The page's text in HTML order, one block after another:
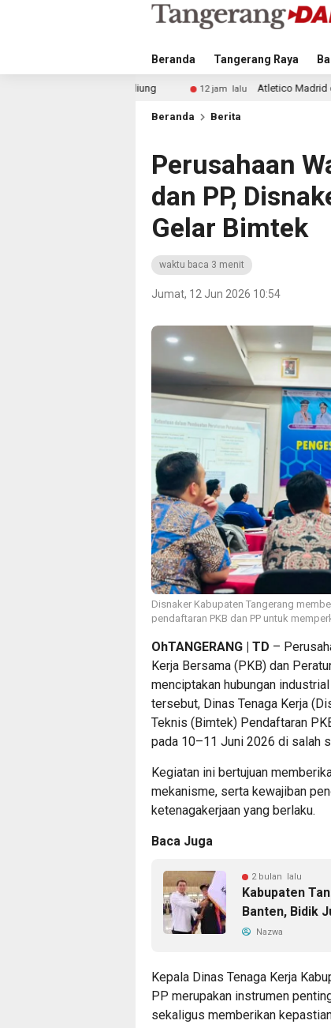
Beranda Tangerang Raya
Atletico Madrid dan Arsenal Saingi Inter
Beranda Berita
Perusahaan
dan PP,
Gelar Bimtek
waktu baca 3 menit
Jumat, 12 Jun 2026 10:54
Disnaker Kabupaten Tangerang
pendaftaran PKB dan PP untuk
OhTANGERANG | TD –
Kerja Bersama (PKB) dan
menciptakan hubungan
tersebut, Dinas Tenaga Kerja
Teknis (Bimtek) Pendaftaran
pada 10–11 Juni 2026 di salah
Kegiatan ini bertujuan
mekanisme, serta kewajiban
ketenagakerjaan yang berlaku.
Baca Juga
2 bulan lalu
Kabupaten
Banten, Bidik
Nazwa
Kepala Dinas Tenaga Kerja
PP merupakan instrumen
sekaligus memberikan